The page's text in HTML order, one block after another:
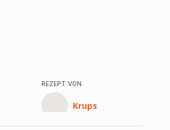
REZEPT VON
Krups